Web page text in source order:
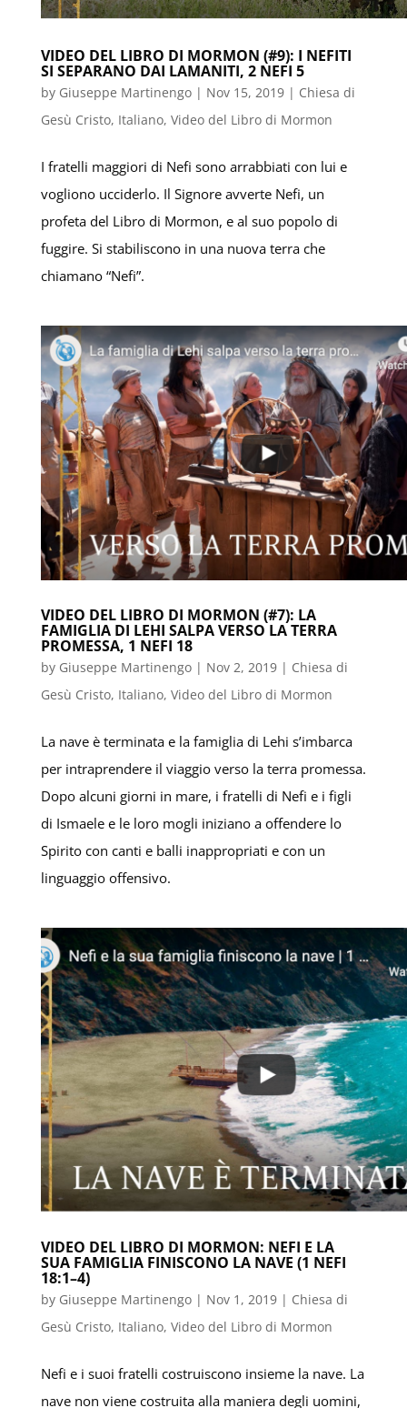
VIDEO DEL LIBRO DI MORMON (#9): I NEFITI
SI SEPARANO DAI LAMANITI, 2 NEFI 5
by Giuseppe Martinengo| Nov 15, 2019| Chiesa di
Gesù Cristo, Italiano, Video del Libro di Mormon
I fratelli maggiori di Nefi sono arrabbiati con lui e
vogliono ucciderlo. Il Signore avverte Nefi, un
profeta del Libro di Mormon, e al suo popolo di
fuggire. Si stabiliscono in una nuova terra che
chiamano “Nefi”.
VIDEO DEL LIBRO DI MORMON (#7): LA
FAMIGLIA DI LEHI SALPA VERSO LA TERRA
PROMESSA, 1 NEFI 18
by Giuseppe Martinengo| Nov 2, 2019| Chiesa di
Gesù Cristo, Italiano, Video del Libro di Mormon
La nave è terminata e la famiglia di Lehi s’imbarca
per intraprendere il viaggio verso la terra promessa.
Dopo alcuni giorni in mare, i fratelli di Nefi e i figli
di Ismaele e le loro mogli iniziano a offendere lo
Spirito con canti e balli inappropriati e con un
linguaggio offensivo.
VIDEO DEL LIBRO DI MORMON: NEFI E LA
SUA FAMIGLIA FINISCONO LA NAVE (1 NEFI
18:1–4)
by Giuseppe Martinengo| Nov 1, 2019| Chiesa di
Gesù Cristo, Italiano, Video del Libro di Mormon
Nefi e i suoi fratelli costruiscono insieme la nave. La
nave non viene costruita alla maniera degli uomini,